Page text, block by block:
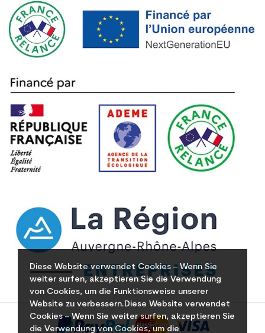
Diese Website verwendet Cookies – Wenn Sie
weiter surfen, akzeptieren Sie die Verwendung
von Cookies, um die Funktionsweise unserer
Website zu verbessern.Diese Website verwendet
Cookies – Wenn Sie weiter surfen, akzeptieren Sie
die Verwendung von Cookies, um die